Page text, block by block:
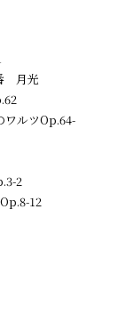
月光
ルツOp.64-
2
12